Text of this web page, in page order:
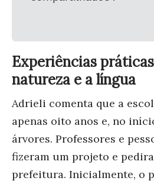
Experiências
natureza e a língua
Adrieli comenta que a
apenas oito anos e, no
árvores. Professores e
fizeram um projeto e
prefeitura. Inicialmente, o